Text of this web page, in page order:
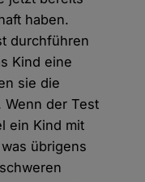
haben.
durchführen
Kind eine
sie die
Wenn der Test
ein Kind mit
übrigens